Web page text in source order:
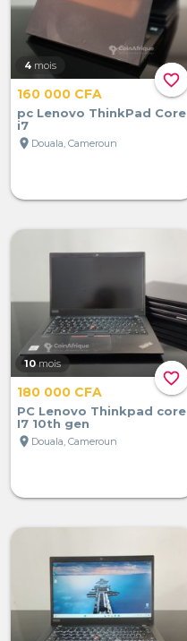
favorite_border
4 mois
160 000 CFA
pc Lenovo ThinkPad Core
i7
location_on Douala, Cameroun
favorite_border
10 mois
180 000 CFA
PC Lenovo Thinkpad core
I7 10th gen
location_on Douala, Cameroun